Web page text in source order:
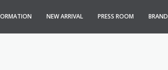
NEW ARRIVAL PRESS ROOM BRAND